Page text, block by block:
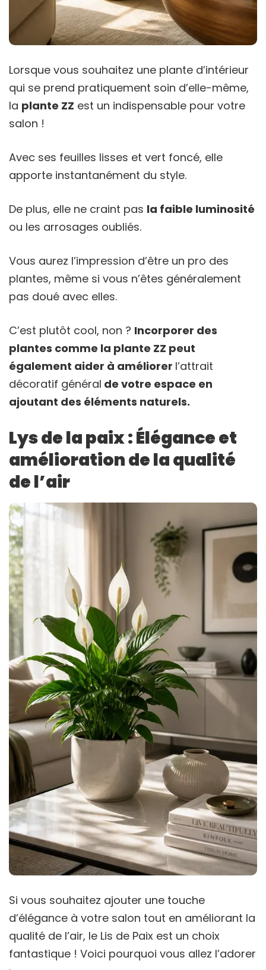
Lorsque vous souhaitez une plante d’intérieur
qui se prend pratiquement soin d’elle-même,
la plante ZZ est un indispensable pour votre
salon !
Avec ses feuilles lisses et vert foncé, elle
apporte instantanément du style.
De plus, elle ne craint pas la faible luminosité
ou les arrosages oubliés.
Vous aurez l’impression d’être un pro des
plantes, même si vous n’êtes généralement
pas doué avec elles.
C’est plutôt cool, non ? Incorporer des
plantes comme la plante ZZ peut
également aider à améliorer l’attrait
décoratif général de votre espace en
ajoutant des éléments naturels.
Lys de la paix : Élégance et
amélioration de la qualité
de l’air
Si vous souhaitez ajouter une touche
d’élégance à votre salon tout en améliorant la
qualité de l’air, le Lis de Paix est un choix
fantastique ! Voici pourquoi vous allez l’adorer